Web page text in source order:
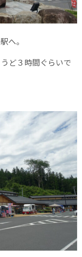
へ。
ど３時間ぐらいで